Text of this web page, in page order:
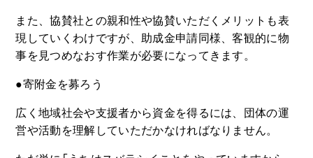
また、協賛社との親和性や協賛いただくメリットも表
現していくわけですが、助成金申請同様、客観的に物
事を見つめなおす作業が必要になってきます。
●寄附金を募ろう
広く地域社会や支援者から資金を得るには、団体の運
営や活動を理解していただかなければなりません。